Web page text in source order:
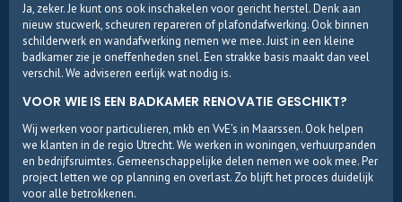
Ja, zeker. Je kunt ons ook inschakelen voor gericht herstel. Denk aan
nieuw stucwerk, scheuren repareren of plafondafwerking. Ook binnen
schilderwerk en wandafwerking nemen we mee. Juist in een kleine
badkamer zie je oneffenheden snel. Een strakke basis maakt dan veel
verschil. We adviseren eerlijk wat nodig is.
VOOR WIE IS EEN BADKAMER RENOVATIE GESCHIKT?
Wij werken voor particulieren, mkb en VvE’s in Maarssen. Ook helpen
we klanten in de regio Utrecht. We werken in woningen, verhuurpanden
en bedrijfsruimtes. Gemeenschappelijke delen nemen we ook mee. Per
project letten we op planning en overlast. Zo blijft het proces duidelijk
voor alle betrokkenen.